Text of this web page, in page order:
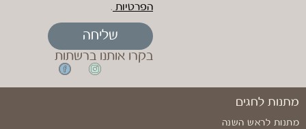
הפרטיות .
שליחה
בקרו אותנו ברשתות
מתנות לחגים
מתנות לראש השנה